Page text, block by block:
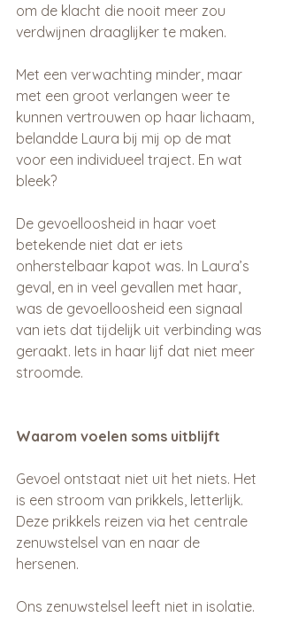
om de klacht die nooit meer zou
verdwijnen draaglijker te maken.
Met een verwachting minder, maar
met een groot verlangen weer te
kunnen vertrouwen op haar lichaam,
belandde Laura bij mij op de mat
voor een individueel traject. En wat
bleek?
De gevoelloosheid in haar voet
betekende niet dat er iets
onherstelbaar kapot was. In Laura’s
geval, en in veel gevallen met haar,
was de gevoelloosheid een signaal
van iets dat tijdelijk uit verbinding was
geraakt. Iets in haar lijf dat niet meer
stroomde.
Waarom voelen soms uitblijft
Gevoel ontstaat niet uit het niets. Het
is een stroom van prikkels, letterlijk.
Deze prikkels reizen via het centrale
zenuwstelsel van en naar de
hersenen.
Ons zenuwstelsel leeft niet in isolatie.